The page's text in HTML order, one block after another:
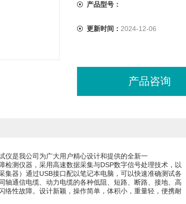
产品型号：
更新时间： 2024-12-06
产品咨询
仪是我公司为广大用户精心设计和提供的全新一
检测仪器，采用高速数据采集与DSP数字信号处理技术，以
集器）通过USB接口配以笔记本电脑，可以快速准确测试各
轴通信电缆、动力电缆的各种低阻、短路、断路、接地、高
络性故障。设计新颖，操作简单，体积小，重量轻，便携耐